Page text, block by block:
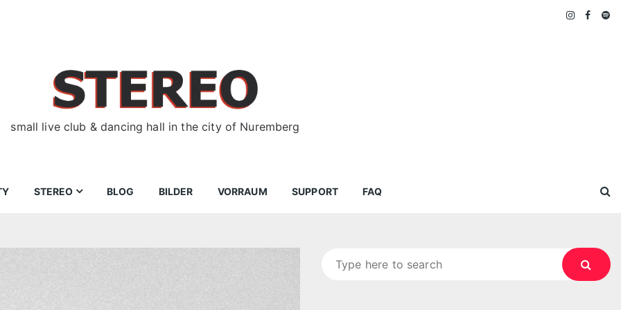
small live club & dancing hall in the city of Nuremberg
STEREO
Wegbeschreibung
BLOG BILDER VORRAUM SUPPORT FAQ
for: